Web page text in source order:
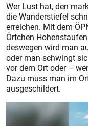
Wer Lust hat, den
die Wanderstiefel
erreichen. Mit dem
Örtchen
deswegen wird man
oder man schwingt
vor dem Ort oder –
Dazu muss man im
ausgeschildert.